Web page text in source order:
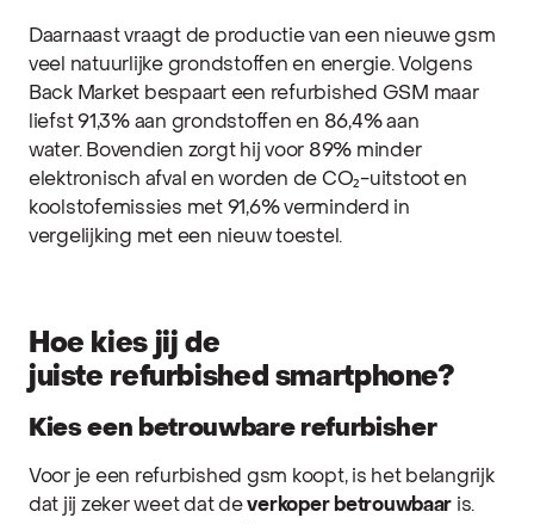
Daarnaast vraagt de productie van een nieuwe gsm
veel natuurlijke grondstoffen en energie. Volgens
Back Market bespaart een refurbished GSM maar
liefst 91,3% aan grondstoffen en 86,4% aan
water. Bovendien zorgt hij voor 89% minder
elektronisch afval en worden de CO₂-uitstoot en
koolstofemissies met 91,6% verminderd in
vergelijking met een nieuw toestel.
Hoe kies jij de
juiste refurbished smartphone?
Kies een betrouwbare refurbisher
Voor je een refurbished gsm koopt, is het belangrijk
dat jij zeker weet dat deverkoper betrouwbaar is.